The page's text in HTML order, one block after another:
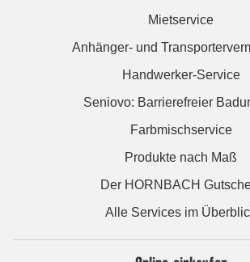
Mietservice
Anhänger- und
Handwerker-Service
Seniovo: Barrierefreier
Farbmischservice
Produkte nach Maß
Der HORNBACH
Alle Services im